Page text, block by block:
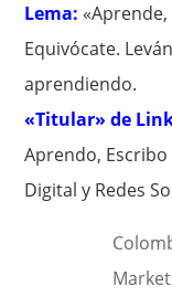
Lema:
Equivócate.
aprendiendo.
«Titular» de
Aprendo,
Digital y Redes